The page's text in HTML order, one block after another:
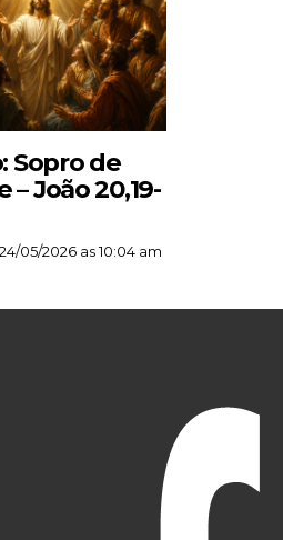
Sopro de
– João 20,19-
24/05/2026 as 10:04 am